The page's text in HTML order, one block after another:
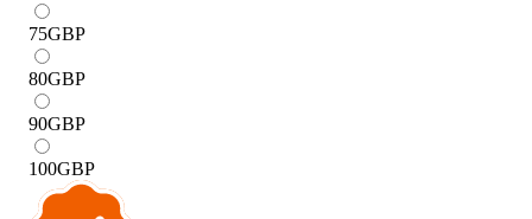
75GBP
80GBP
90GBP
100GBP